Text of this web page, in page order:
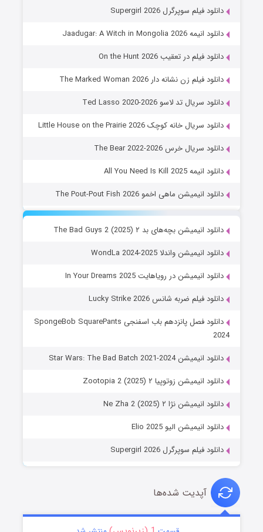
دانلود فیلم سوپرگرل Supergirl 2026
دانلود انیمه Jaadugar: A Witch in Mongolia 2026
دانلود فیلم در تعقیب On the Hunt 2026
دانلود فیلم زن نشانه دار The Marked Woman 2026
دانلود سریال تد لاسو Ted Lasso 2020-2026
دانلود سریال خانه کوچک Little House on the Prairie 2026
دانلود سریال خرس The Bear 2022-2026
دانلود انیمه All You Need Is Kill 2025
دانلود انیمیشن ماهی اخمو The Pout-Pout Fish 2026
دانلود انیمیشن بچه‌های بد ۲ The Bad Guys 2 (2025)
دانلود انیمیشن واندلا WondLa 2024-2025
دانلود انیمیشن در رویاهایت In Your Dreams 2025
دانلود فیلم ضربه شانس Lucky Strike 2026
دانلود فصل پانزدهم باب اسفنجی SpongeBob SquarePants
2024
دانلود انیمیشن Star Wars: The Bad Batch 2021-2024
دانلود انیمیشن زوتوپیا ۲ Zootopia 2 (2025)
دانلود انیمیشن نژا ۲ Ne Zha 2 (2025)
دانلود انیمیشن الیو Elio 2025
دانلود فیلم سوپرگرل Supergirl 2026
آپدیت شده‌ها